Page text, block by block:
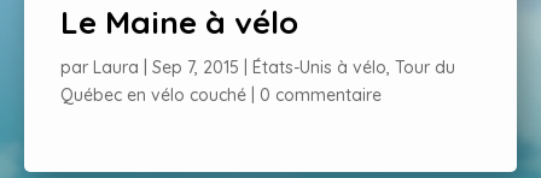
Le Maine à vélo
par Laura Sep 7, 2015 États-Unis à vélo, Tour du
Québec en vélo couché
0 commentaire